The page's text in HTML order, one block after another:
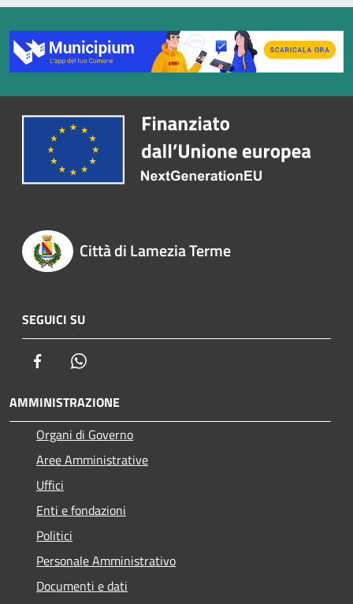
Città di Lamezia Terme
SEGUICI SU
Facebook
AMMINISTRAZIONE
Organi di Governo
Aree Amministrative
Uffici
Enti e fondazioni
Politici
Personale Amministrativo
Documenti e dati